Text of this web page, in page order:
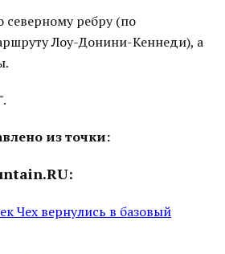
северному ребру (по
Лоу-Донини-Кеннеди), а
из точки:
Чех вернулись в базовый